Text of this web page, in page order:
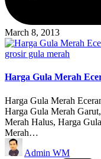
March 8, 2013
Posted
grosir gula merah
Harga Gula Merah
Harga Gula Merah
Harga Gula Merah
Merah Halus, Harga
Merah…
Posted
by
Admin WM